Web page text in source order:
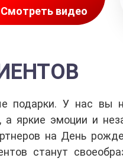
Смотреть видео
подарки. У нас вы
яркие эмоции и
на День
станут